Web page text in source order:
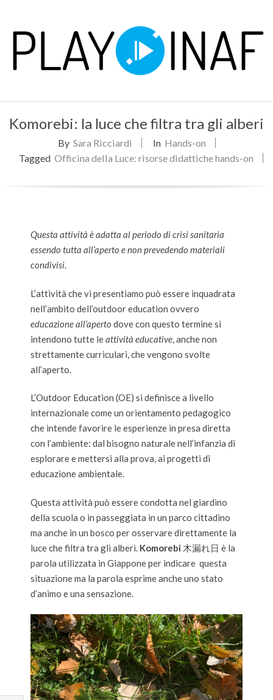
content
P
L
A
Navigation
Komorebi: la luce che filtra tra gli alberi
By Sara Ricciardi In Hands-on
Tagged Officina della Luce: risorse didattiche hands-on
Questa attività è adatta al periodo di crisi sanitaria
essendo tutta all’aperto e non prevedendo materiali
condivisi.
L’attività che vi presentiamo può essere inquadrata
nell’ambito dell’outdoor education ovvero
educazione all’aperto dove con questo termine si
intendono tutte leattività educative, anche non
strettamente curriculari, che vengono svolte
all’aperto.
L’Outdoor Education (OE) si definisce a livello
internazionale come un orientamento pedagogico
che intende favorire le esperienze in presa diretta
con l’ambiente: dal bisogno naturale nell’infanzia di
esplorare e mettersi alla prova, ai progetti di
educazione ambientale.
Questa attività può essere condotta nel giardino
della scuola o in passeggiata in un parco cittadino
ma anche in un bosco per osservare direttamente la
luce che filtra tra gli alberi. Komorebi 木漏れ日 è la
parola utilizzata in Giappone per indicare questa
situazione ma la parola esprime anche uno stato
d’animo e una sensazione.